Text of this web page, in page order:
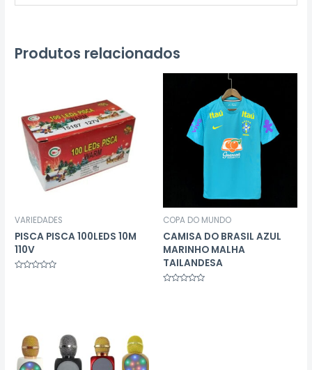
Produtos relacionados
VARIEDADES
PISCA PISCA 100LEDS 10M
110V
COPA DO MUNDO
CAMISA DO BRASIL AZUL
MARINHO MALHA
TAILANDESA